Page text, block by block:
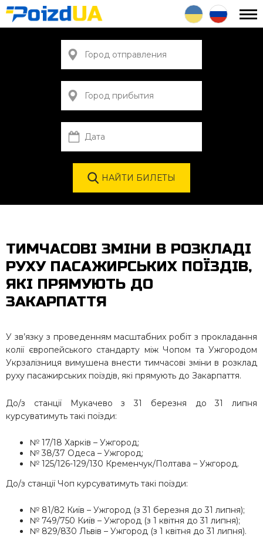
ТИМЧАСОВІ ЗМІНИ В РОЗКЛАДІ
РУХУ ПАСАЖИРСЬКИХ ПОЇЗДІВ,
ЯКІ ПРЯМУЮТЬ ДО
ЗАКАРПАТТЯ
У зв’язку з проведенням масштабних робіт з прокладання
колії європейського стандарту між Чопом та Ужгородом
Укрзалізниця вимушена внести тимчасові зміни в розклад
руху пасажирських поїздів, які прямують до Закарпаття.
До/з станції Мукачево з 31 березня до 31 липня
курсуватимуть такі поїзди:
№ 17/18 Харків – Ужгород;
№ 38/37 Одеса – Ужгород;
№ 125/126-129/130 Кременчук/Полтава – Ужгород.
До/з станції Чоп курсуватимуть такі поїзди:
№ 81/82 Київ – Ужгород (з 31 березня до 31 липня);
№ 749/750 Київ – Ужгород (з 1 квітня до 31 липня);
№ 829/830 Львів – Ужгород (з 1 квітня до 31 липня).